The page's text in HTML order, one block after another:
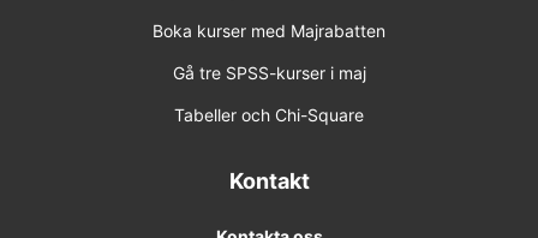
Boka kurser med Majrabatten
Gå tre SPSS-kurser i maj
Tabeller och Chi-Square
Kontakt